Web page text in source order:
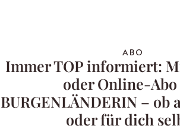
ABO
Immer TOP informiert:
oder Online-
BURGENLÄNDERIN – ob
oder für dich